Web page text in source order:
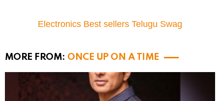
Electronics Best sellers Telugu Swag
MORE FROM: ONCE UP ON A TIME